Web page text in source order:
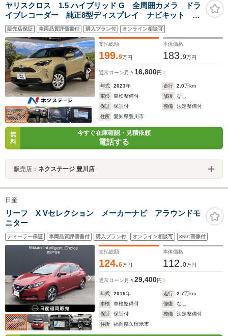
ヤリスクロス 1.5 ハイブリッド G 全周囲カメラ ドラ
イブレコーダー 純正8型ディスプレイ ナビキット オ
ートハイビーム レーダークルーズ オートライト ス
マートキー オートライト ETC オートエアコン
bluetooth フルセグ
販売店保証 車両品質評価書付 購入プラン付 オンライン相談可
支払総額
199.9万円
本体価格
183.9万円
通常ローン 月々 16,800円
年式 2023年 走行 2.0万km
車検
車検整備付 修復
なし
保証
保証付 整備
法定整備付
住所
愛知県豊川市
無
料
今すぐ在庫確認・見積依頼
電話する
販売店： ネクステージ 豊川店
日産
リーフ X Vセレクション メーカーナビ アラウンドモ
ニター
ディーラー保証 車両品質評価書付 購入プラン付 オンライン相談可 360°画像付
支払総額
124.6万円
本体価格
112.0万円
通常ローン 月々29,400円
年式 2019年 走行 2.7万km
車検
車検整備付 修復
なし
保証
保証付 整備
法定整備付
住所
福岡県久留米市